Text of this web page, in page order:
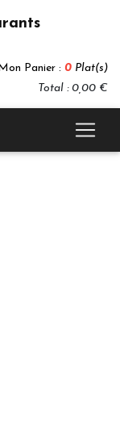
Panier : 0 Plat(s)
Total : 0,00 €